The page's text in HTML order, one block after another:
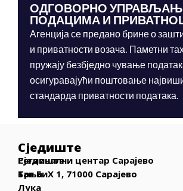
ОДГОВОРНО
ПОДАЦИМА И
Агенција се предано брине о
и приватности возача. Паметни
пружају безбједно чување
осигуравајући поштовање
стандарда приватности података.
Сједиште
Сједиште
Бања
Лука
Регионални центар Сарајево
Трг БиХ 1, 71000 Сарајево